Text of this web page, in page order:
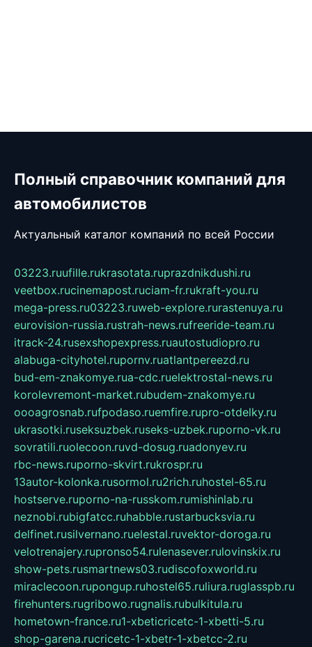
Полный справочник компаний для
автомобилистов
Актуальный каталог компаний по всей России
03223.ruufille.rukrasotata.ruprazdnikdushi.ru
veetbox.rucinemapost.ruciam-fr.rukraft-you.ru
mega-press.ru03223.ruweb-explore.rurastenuya.ru
eurovision-russia.rustrah-news.rufreeride-team.ru
itrack-24.rusexshopexpress.ruautostudiopro.ru
alabuga-cityhotel.rupornv.ruatlantpereezd.ru
bud-em-znakomye.rua-cdc.ruelektrostal-news.ru
korolevremont-market.rubudem-znakomye.ru
oooagrosnab.rufpodaso.ruemfire.rupro-otdelky.ru
ukrasotki.ruseksuzbek.ruseks-uzbek.ruporno-vk.ru
sovratili.ruolecoon.ruvd-dosug.ruadonyev.ru
rbc-news.ruporno-skvirt.rukrospr.ru
13autor-kolonka.rusormol.ru2rich.ruhostel-65.ru
hostserve.ruporno-na-russkom.rumishinlab.ru
neznobi.rubigfatcc.ruhabble.rustarbucksvia.ru
delfinet.rusilvernano.ruelestal.ruvektor-doroga.ru
velotrenajery.rupronso54.rulenasever.rulovinskix.ru
show-pets.rusmartnews03.rudiscofoxworld.ru
miraclecoon.rupongup.ruhostel65.ruliura.ruglasspb.ru
firehunters.rugribowo.rugnalis.rubulkitula.ru
hometown-france.ru1-xbeticricetc-1-xbetti-5.ru
shop-garena.rucricetc-1-xbetr-1-xbetcc-2.ru